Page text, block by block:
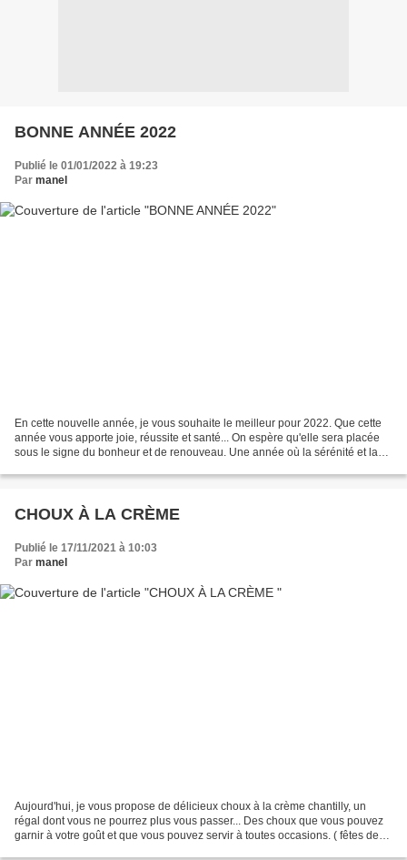
BONNE ANNÉE 2022
Publié le 01/01/2022 à 19:23
Par manel
En cette nouvelle année, je vous souhaite le meilleur pour 2022. Que cette
année vous apporte joie, réussite et santé... On espère qu'elle sera placée
sous le signe du bonheur et de renouveau. Une année où la sérénité et la
CHOUX À LA CRÈME
Publié le 17/11/2021 à 10:03
Par manel
Aujourd'hui, je vous propose de délicieux choux à la crème chantilly, un
régal dont vous ne pourrez plus vous passer... Des choux que vous pouvez
garnir à votre goût et que vous pouvez servir à toutes occasions. ( fêtes de